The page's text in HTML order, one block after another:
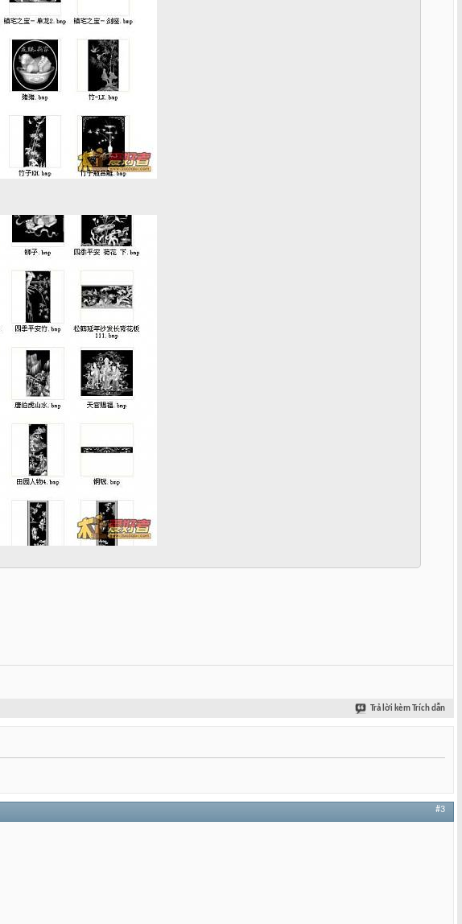
Trả lời kèm Trích dẫn
#3